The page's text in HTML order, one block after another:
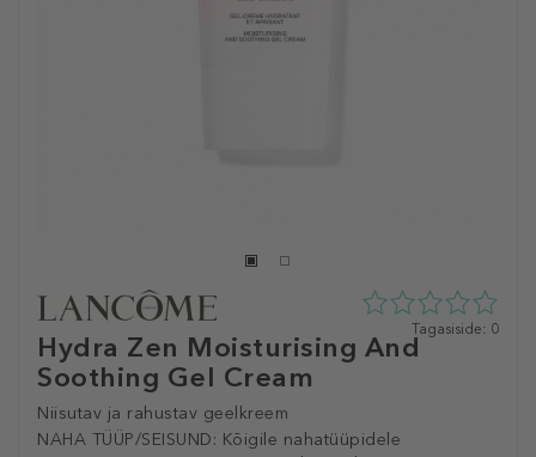
Hydra Zen Moisturising And
Soothing Gel Cream
Niisutav ja rahustav geelkreem
NAHA TÜÜP/SEISUND: Kõigile nahatüüpidele
0
tähte
Tagasiside: 0